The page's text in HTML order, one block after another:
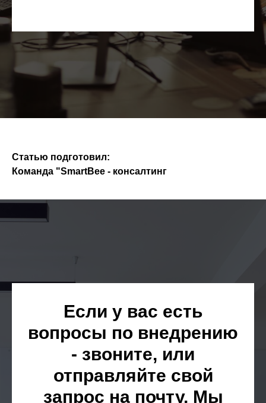
Статью подготовил:
Команда "SmartBee - консалтинг
Если у вас есть
вопросы по внедрению
- звоните, или
отправляйте свой
запрос на почту. Мы